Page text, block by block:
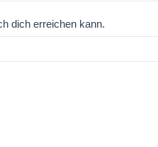
dich erreichen kann.